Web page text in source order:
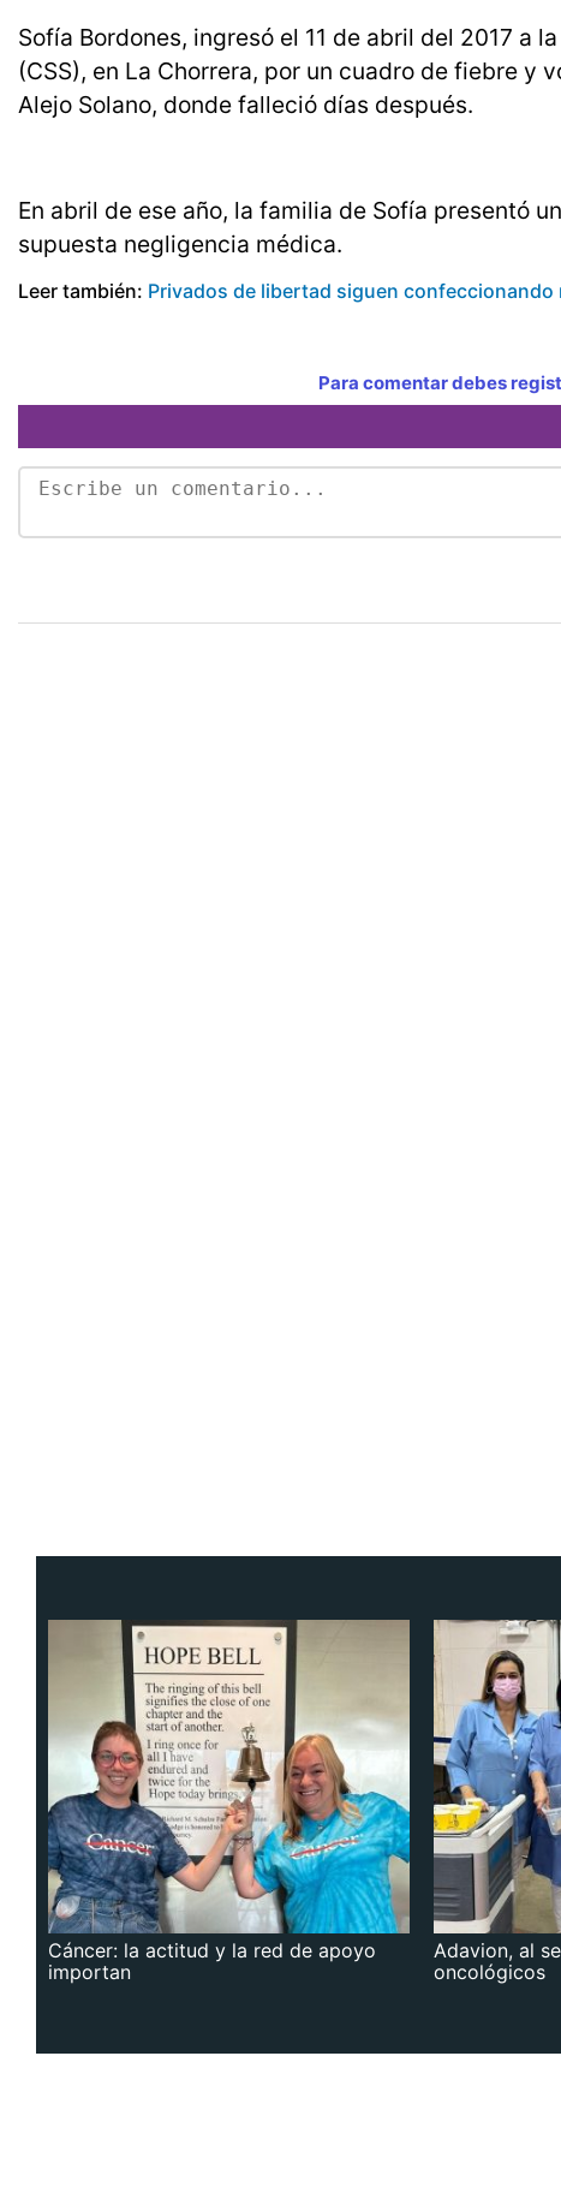
Sofía Bordones, ingresó el 11 de abril del 2017 a
(CSS), en La Chorrera, por un cuadro de fiebre
Alejo Solano, donde falleció días después.
En abril de ese año, la familia de Sofía presentó
supuesta negligencia médica.
Leer también: Privados de libertad siguen confeccionando
Para comentar debes
Cáncer: la actitud y la red de apoyo
importan
Adavion, al
oncológicos